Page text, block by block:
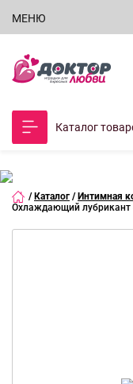
МЕНЮ
Каталог
/ Каталог / Интимная
Охлаждающий лубрикант